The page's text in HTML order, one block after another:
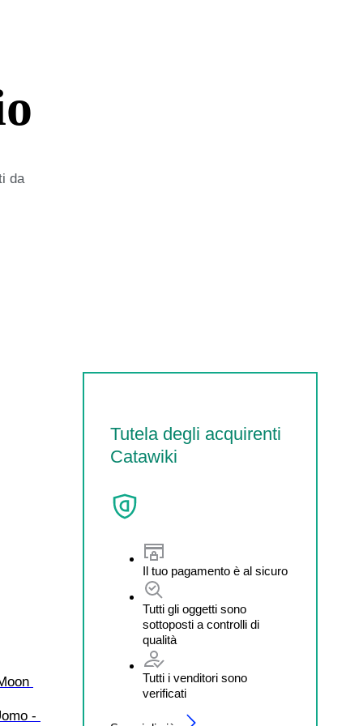
da
Tutela degli acquirenti
Catawiki
Il tuo pagamento è al sicuro
Tutti gli oggetti sono
sottoposti a controlli di
qualità
Tutti i venditori sono
verificati
-